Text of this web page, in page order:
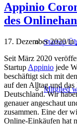
Startup
Mitglied
Appinio
des
17. Dezember 2020/in
Seit März 2020
Startup Appinio jede
beschäftigt sich mit
auf den Alltag und
Deutschland. Wir
genauer angeschaut
zusammen. Eine der
Online-Einkäufen hat